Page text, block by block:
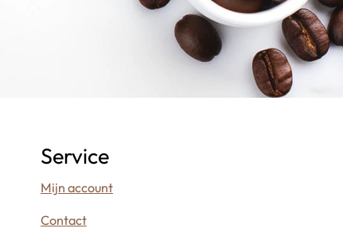
Service
Mijn account
Contact